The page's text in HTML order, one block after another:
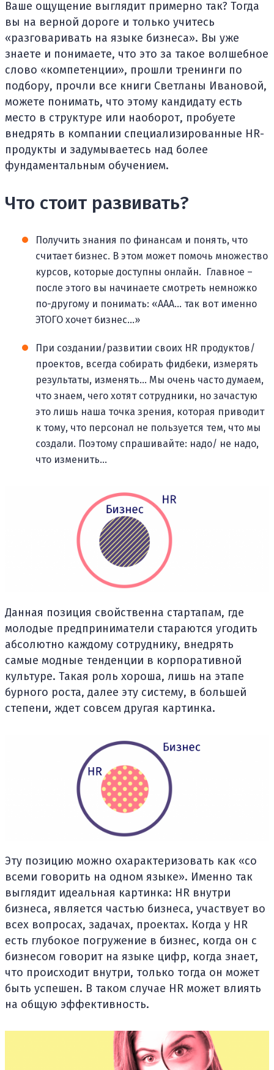
Ваше ощущение выглядит примерно так? Тогда
вы на верной дороге и только учитесь
«разговаривать на языке бизнеса». Вы уже
знаете и понимаете, что это за такое волшебное
слово «компетенции», прошли тренинги по
подбору, прочли все книги Светланы Ивановой,
можете понимать, что этому кандидату есть
место в структуре или наоборот, пробуете
внедрять в компании специализированные HR-
продукты и задумываетесь над более
фундаментальным обучением.
Что стоит развивать?
Получить знания по финансам и понять, что
считает бизнес. В этом может помочь множество
курсов, которые доступны онлайн. Главное –
после этого вы начинаете смотреть немножко
по-другому и понимать: «ААА… так вот именно
ЭТОГО хочет бизнес...»
При создании/развитии своих HR продуктов/
проектов, всегда собирать фидбеки, измерять
результаты, изменять… Мы очень часто думаем,
что знаем, чего хотят сотрудники, но зачастую
это лишь наша точка зрения, которая приводит
к тому, что персонал не пользуется тем, что мы
создали. Поэтому спрашивайте: надо/ не надо,
что изменить…
Данная позиция свойственна стартапам, где
молодые предприниматели стараются угодить
абсолютно каждому сотруднику, внедрять
самые модные тенденции в корпоративной
культуре. Такая роль хороша, лишь на этапе
бурного роста, далее эту систему, в большей
степени, ждет совсем другая картинка.
Эту позицию можно охарактеризовать как «со
всеми говорить на одном языке». Именно так
выглядит идеальная картинка: HR внутри
бизнеса, является частью бизнеса, участвует во
всех вопросах, задачах, проектах. Когда у HR
есть глубокое погружение в бизнес, когда он с
бизнесом говорит на языке цифр, когда знает,
что происходит внутри, только тогда он может
быть успешен. В таком случае HR может влиять
на общую эффективность.